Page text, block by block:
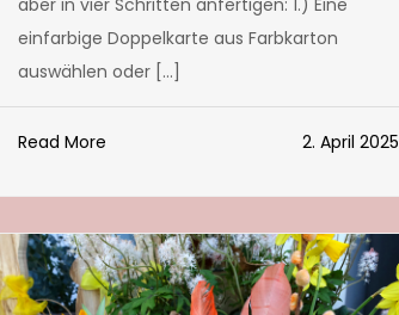
aber in vier Schritten anfertigen: 1.) Eine
einfarbige Doppelkarte aus Farbkarton
auswählen oder […]
Read More 2. April 2025